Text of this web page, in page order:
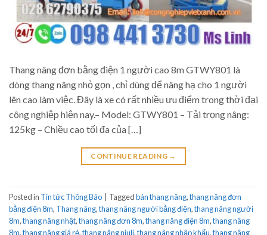
Thang nâng đơn bằng điện 1 người cao 8m GTWY801 là
dòng thang nâng nhỏ gọn , chỉ dùng để nâng hạ cho 1 người
lên cao làm việc. Đây là xe có rất nhiều ưu điểm trong thời đại
công nghiệp hiện nay.– Model: GTWY801 – Tải trọng nâng:
125kg – Chiều cao tối đa của […]
CONTINUE READING →
Posted in Tin tức Thông Báo Taggedbán thang nâng,thang nâng đơn
bằng điện 8m, Thang nâng,thang nâng người bằng điện,thang nâng người
8m,thang nâng nhật,thang nâng đơn 8m,thang nâng điện 8m,thang nâng
8m,thang nâng giá rẻ,thang nâng niuli,thang nâng nhập khẩu,thang nâng